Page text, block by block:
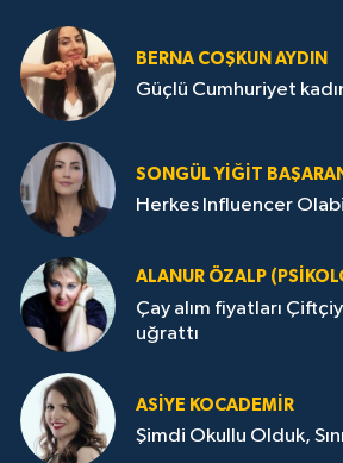
BERNA COŞKUN AYDIN
Güçlü Cumhuriyet
SONGÜL YIĞIT
Herkes Influencer
ALANUR ÖZALP
Çay alım fiyatları Çiftçiyi
uğrattı
ASIYE KOCADEMİR
Şimdi Okullu Olduk,